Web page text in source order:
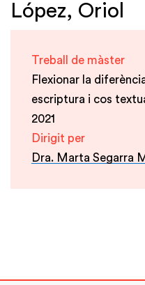
López, Oriol
Treball de màster
Flexionar la
escriptura i cos
2021
Dirigit per
Dra. Marta Segarra